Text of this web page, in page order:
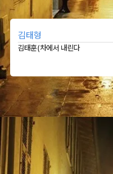
김태형
김태훈(차에서 내린다